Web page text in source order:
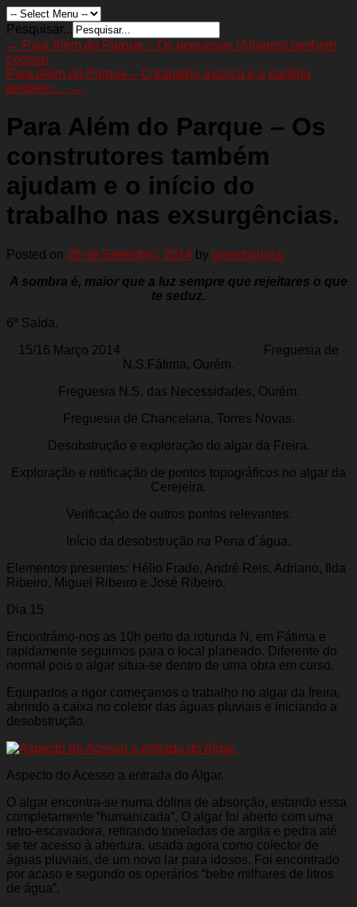
Pesquisar...
← Para Além do Parque – Os pequenos (Algares) também
contam.
Para Além do Parque – O trabalho avança e a partilha
também…. →
Para Além do Parque – Os
construtores também
ajudam e o início do
trabalho nas exsurgências.
Posted on 26 de Setembro, 2014 by josechourico
A sombra é, maior que a luz sempre que rejeitares o que
te seduz.
6ª Saída.
15/16 Março 2014 Freguesia de
N.S.Fátima, Ourém.
Freguesia N.S. das Necessidades, Ourém.
Freguesia de Chancelaria, Torres Novas.
Desobstrução e exploração do algar da Freira.
Exploração e retificação de pontos topográficos no algar da
Cerejeira.
Verificação de outros pontos relevantes.
Início da desobstrução na Pena d´água.
Elementos presentes: Hélio Frade, André Reis, Adriano, Ilda
Ribeiro, Miguel Ribeiro e José Ribeiro.
Dia 15
Encontrámo-nos as 10h perto da rotunda N, em Fátima e
rapidamente seguimos para o local planeado. Diferente do
normal pois o algar situa-se dentro de uma obra em curso.
Equipados a rigor começamos o trabalho no algar da freira,
abrindo a caixa no coletor das águas pluviais e iniciando a
desobstrução.
Aspecto do Acesso a entrada do Algar.
O algar encontra-se numa dolina de absorção, estando essa
completamente “humanizada”. O algar foi aberto com uma
retro-escavadora, retirando toneladas de argila e pedra até
se ter acesso à abertura, usada agora como colector de
águas pluviais, de um novo lar para idosos. Foi encontrado
por acaso e segundo os operários “bebe milhares de litros
de água”.